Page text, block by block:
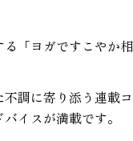
「ヨガですこやか相
調に寄り添う連載コ
イスが満載です。